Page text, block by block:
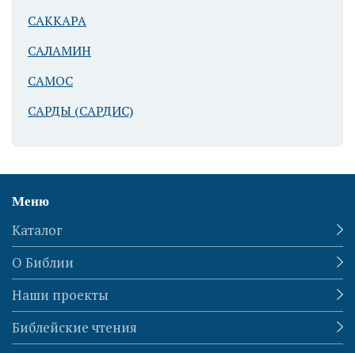
САККАРА
САЛАМИН
САМОС
САРДЫ (САРДИС)
Меню
Каталог
О Библии
Наши проекты
Библейские чтения